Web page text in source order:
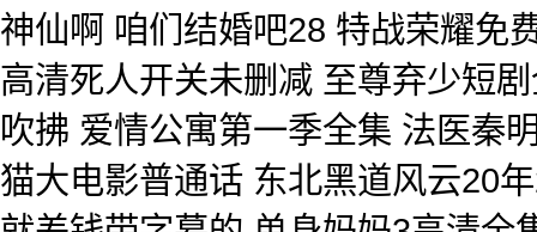
神仙啊 咱们结婚吧28 特战荣耀免
高清死人开关未删减 至尊弃少短
吹拂 爱情公寓第一季全集 法医秦
猫大电影普通话 东北黑道风云20